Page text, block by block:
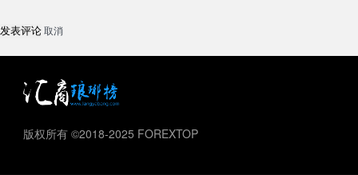
取消
版权所有 ©2018-2025 FOREXTOP